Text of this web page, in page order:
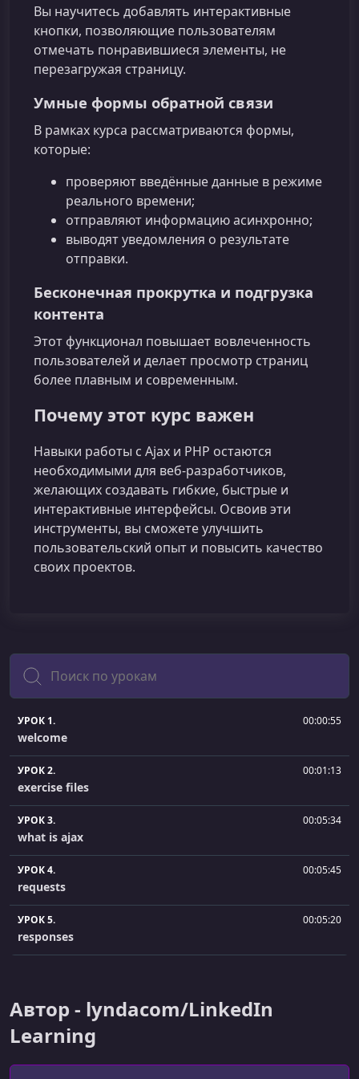
Вы научитесь добавлять интерактивные
кнопки, позволяющие пользователям
отмечать понравившиеся элементы, не
перезагружая страницу.
Умные формы обратной связи
В рамках курса рассматриваются формы,
которые:
проверяют введённые данные в режиме
реального времени;
отправляют информацию асинхронно;
выводят уведомления о результате
отправки.
Бесконечная прокрутка и подгрузка
контента
Этот функционал повышает вовлеченность
пользователей и делает просмотр страниц
более плавным и современным.
Почему этот курс важен
Навыки работы с Ajax и PHP остаются
необходимыми для веб‑разработчиков,
желающих создавать гибкие, быстрые и
интерактивные интерфейсы. Освоив эти
инструменты, вы сможете улучшить
пользовательский опыт и повысить качество
своих проектов.
Поиск
УРОК 1. 00:00:55
welcome
УРОК 2. 00:01:13
exercise files
УРОК 3. 00:05:34
what is ajax
УРОК 4. 00:05:45
requests
УРОК 5. 00:05:20
responses
УРОК 7.
load remote text
УРОК 8. 00:08:19
Автор - lyndacom/LinkedIn
Learning